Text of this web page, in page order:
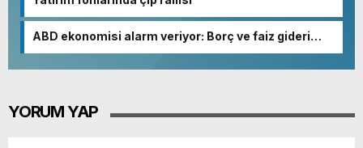
ABD ekonomisi alarm veriyor: Borç ve faiz gideri
YORUM YAP